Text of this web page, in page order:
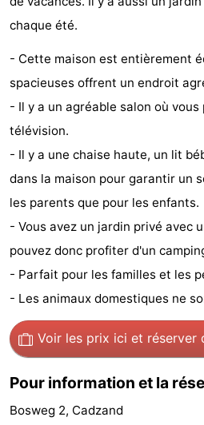
Bad
Bad
Strand
Resort
Nieuwvliet-
Bad
-
Waterdunen
-
Zonneweelde
-
Zwinhoeve
Hôtels
Last
minutes
Plages
Voir
et
faire
Lieux
d'intérêt
Musées
-
Monuments
-
Moulins
-
chaque été.
- Cette maison est entièrement
spacieuses offrent un endroit
- Il y a un agréable salon où
télévision.
- Il y a une chaise haute, un lit
dans la maison pour garantir un
les parents que pour les enfants.
- Vous avez un jardin privé avec
pouvez donc profiter d'un
- Parfait pour les familles et les
- Les animaux domestiques ne
Voir les prix ici et réserver
Pour information et la
Bosweg 2, Cadzand